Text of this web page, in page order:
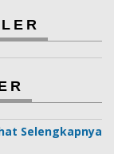
Selengkapnya